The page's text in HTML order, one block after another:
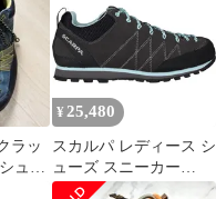
WomensharkAqua アク
ア
ラッ
ュー
¥ 25,480
スカルパ レディース シ
ューズ スニーカー
Scarpa Crux Shoe